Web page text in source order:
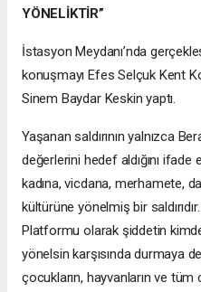
YÖNELİKTİR”
İstasyon Meydanı’nda
konuşmayı Efes Selçuk Kent
Sinem Baydar Keskin yaptı.
Yaşanan saldırının yalnızca
değerlerini hedef aldığını ifade
kadına, vicdana, merhamete,
kültürüne yönelmiş bir
Platformu olarak şiddetin
yönelsin karşısında durmaya
çocukların, hayvanların ve tüm